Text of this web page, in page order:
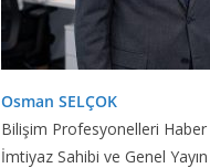
Osman SELÇOK
Bilişim Profesyonelleri Haber
İmtiyaz Sahibi ve Genel